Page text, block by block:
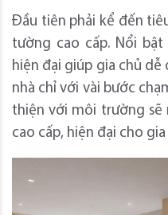
Đầu tiên phải kể đến
tường cao cấp. Nổi
hiện đại giúp gia chủ
nhà chỉ với vài bước
thiện với môi trường sẽ
cao cấp, hiện đại cho gia